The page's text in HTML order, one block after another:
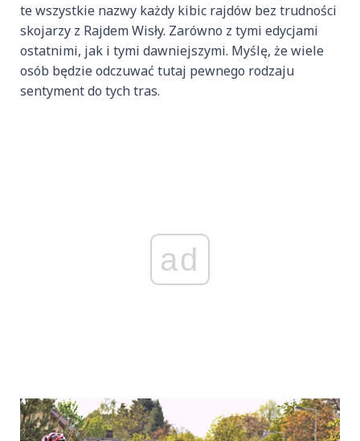
te wszystkie nazwy każdy kibic rajdów bez trudności
skojarzy z Rajdem Wisły. Zarówno z tymi edycjami
ostatnimi, jak i tymi dawniejszymi. Myślę, że wiele
osób będzie odczuwać tutaj pewnego rodzaju
sentyment do tych tras.
ad